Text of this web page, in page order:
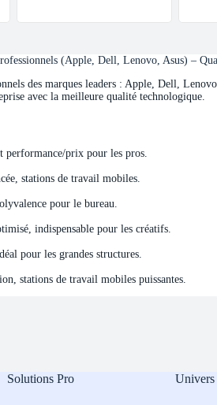
(Apple, Dell, Lenovo, Asus) –
des marques leaders : Apple, Dell,
avec la meilleure qualité technologique.
prix pour les pros.
stations de travail mobiles.
pour le bureau.
indispensable pour les créatifs.
pour les grandes structures.
stations de travail mobiles puissantes.
Solutions Pro Univers